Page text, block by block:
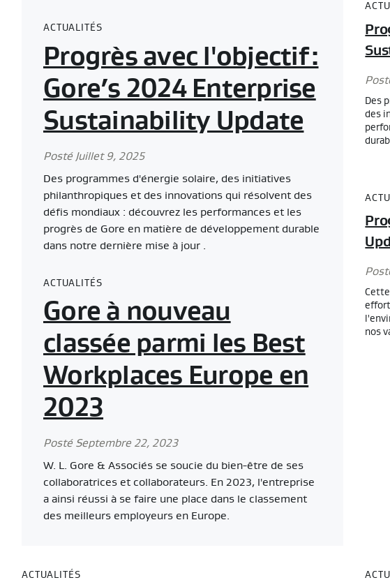
ACTUALITÉS
Progrès avec l'objectif :
Gore’s 2024 Enterprise
Sustainability Update
Posté Juillet 9, 2025
Des programmes d'énergie solaire, des initiatives
philanthropiques et des innovations qui résolvent des
défis mondiaux : découvrez les performances et les
progrès de Gore en matière de développement durable
dans notre dernière mise à jour .
ACTUALITÉS
Gore à nouveau
classée parmi les Best
Workplaces Europe en
2023
Posté Septembre 22, 2023
W. L. Gore & Associés se soucie du bien-être de ses
collaboratrices et collaborateurs. En 2023, l'entreprise
a ainsi réussi à se faire une place dans le classement
des meilleurs employeurs en Europe.
Des
des
nos
ACTUALITÉS